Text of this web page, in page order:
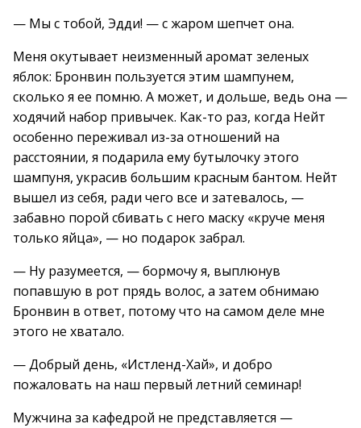
— Мы с тобой, Эдди! — с жаром шепчет она.
Меня окутывает неизменный аромат зеленых
яблок: Бронвин пользуется этим шампунем,
сколько я ее помню. А может, и дольше, ведь она —
ходячий набор привычек. Как-то раз, когда Нейт
особенно переживал из-за отношений на
расстоянии, я подарила ему бутылочку этого
шампуня, украсив большим красным бантом. Нейт
вышел из себя, ради чего все и затевалось, —
забавно порой сбивать с него маску «круче меня
только яйца», — но подарок забрал.
— Ну разумеется, — бормочу я, выплюнув
попавшую в рот прядь волос, а затем обнимаю
Бронвин в ответ, потому что на самом деле мне
этого не хватало.
— Добрый день, «Истленд-Хай», и добро
пожаловать на наш первый летний семинар!
Мужчина за кафедрой не представляется —